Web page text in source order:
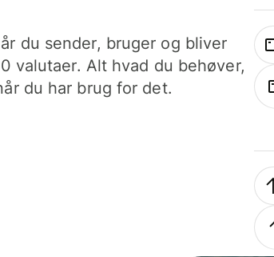
du sender, bruger og bliver
valutaer. Alt hvad du behøver,
du har brug for det.